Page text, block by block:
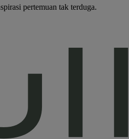
pertemuan tak terduga.